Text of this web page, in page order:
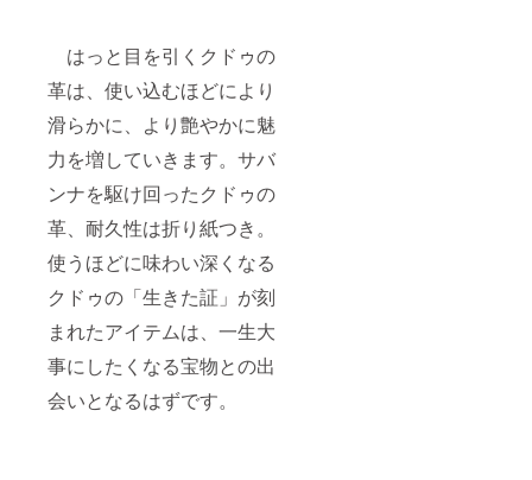
はっと目を引くクドゥの
革は、使い込むほどにより
滑らかに、より艶やかに魅
力を増していきます。サバ
ンナを駆け回ったクドゥの
革、耐久性は折り紙つき。
使うほどに味わい深くなる
クドゥの「生きた証」が刻
まれたアイテムは、一生大
事にしたくなる宝物との出
会いとなるはずです。